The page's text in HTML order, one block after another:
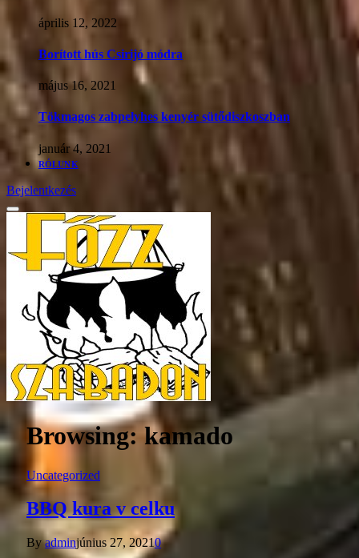
április 12, 2022
Borított hús Csirijó módra
május 16, 2021
Tökmagos zabpelyhes kenyér sütődiszkoszban
január 4, 2021
RÓLUNK
Bejelentkezés
Browsing:kamado
Uncategorized
BBQ kura v celku
By adminjúnius 27, 20210